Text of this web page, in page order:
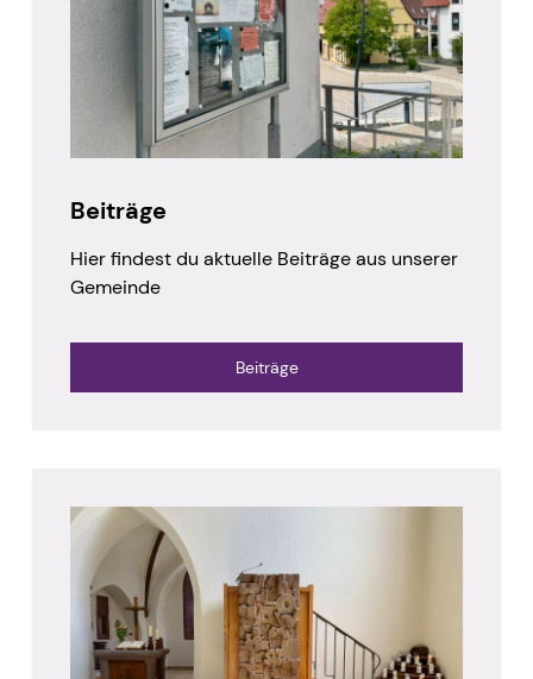
Beiträge
Hier findest du aktuelle Beiträge aus unserer
Gemeinde
Beiträge